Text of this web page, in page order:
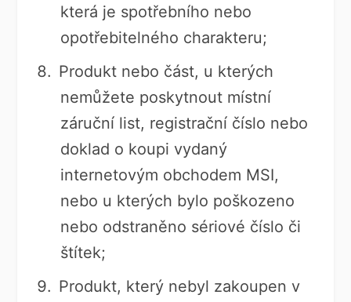
která je spotřebního nebo
opotřebitelného charakteru;
Produkt nebo část, u kterých
nemůžete poskytnout místní
záruční list, registrační číslo nebo
doklad o koupi vydaný
internetovým obchodem MSI,
nebo u kterých bylo poškozeno
nebo odstraněno sériové číslo či
štítek;
Produkt, který nebyl zakoupen v